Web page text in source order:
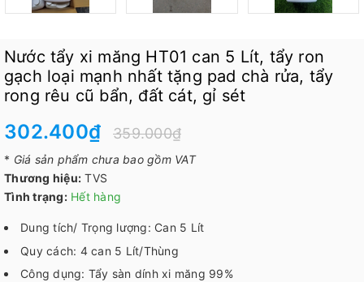
Nước tẩy xi măng HT01 can 5 Lít, tẩy ron
gạch loại mạnh nhất tặng pad chà rửa, tẩy
rong rêu cũ bẩn, đất cát, gỉ sét
302.400₫ 359.000₫
* Giá sản phẩm chưa bao gồm VAT
Thương hiệu: TVS
Tình trạng: Hết hàng
Dung tích/ Trọng lượng: Can 5 Lít
Quy cách: 4 can 5 Lít/Thùng
Công dụng: Tẩy sàn dính xi măng 99%